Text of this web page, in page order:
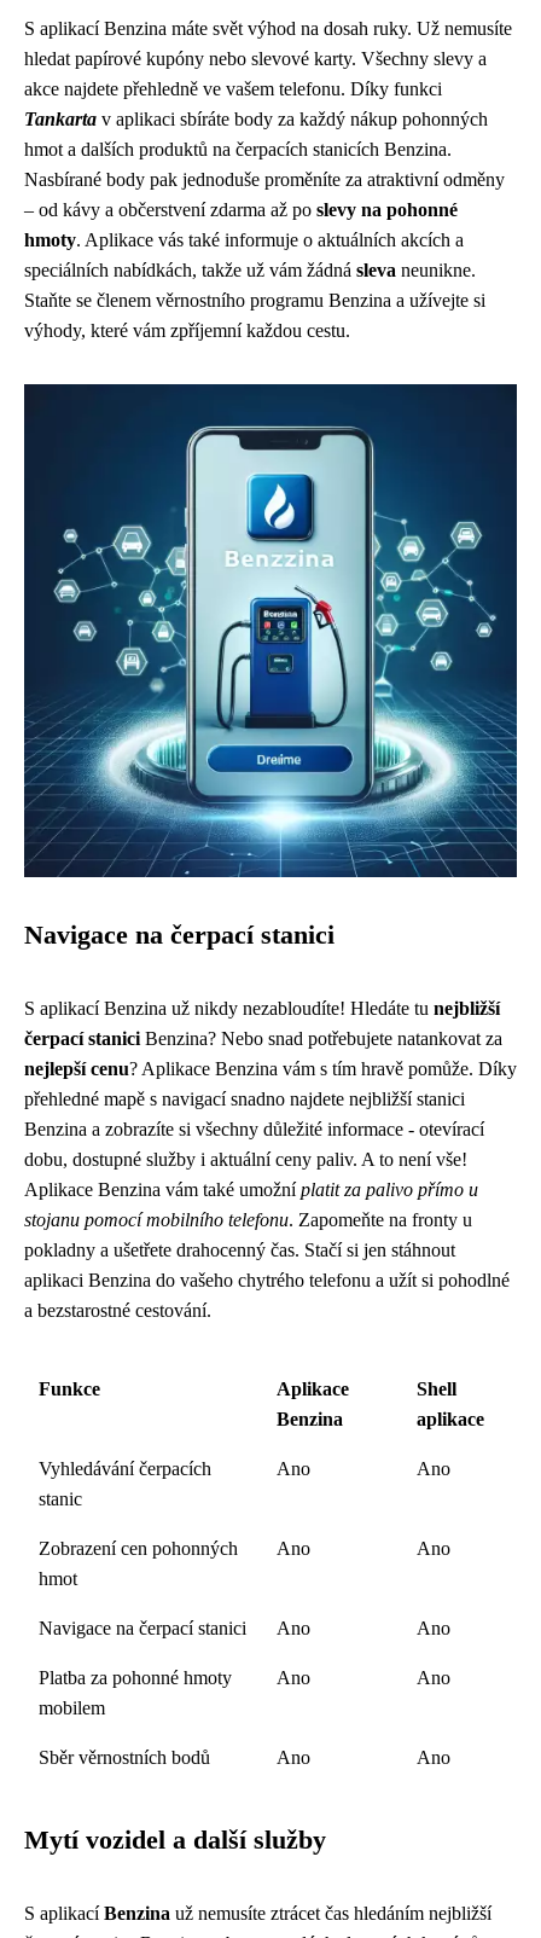
S aplikací Benzina máte svět výhod na dosah ruky. Už nemusíte
hledat papírové kupóny nebo slevové karty. Všechny slevy a
akce najdete přehledně ve vašem telefonu. Díky funkci
Tankarta v aplikaci sbíráte body za každý nákup pohonných
hmot a dalších produktů na čerpacích stanicích Benzina.
Nasbírané body pak jednoduše proměníte za atraktivní odměny
– od kávy a občerstvení zdarma až po slevy na pohonné
hmoty. Aplikace vás také informuje o aktuálních akcích a
speciálních nabídkách, takže už vám žádná sleva neunikne.
Staňte se členem věrnostního programu Benzina a užívejte si
výhody, které vám zpříjemní každou cestu.
Navigace na čerpací stanici
S aplikací Benzina už nikdy nezabloudíte! Hledáte tu nejbližší
čerpací stanici Benzina? Nebo snad potřebujete natankovat za
nejlepší cenu? Aplikace Benzina vám s tím hravě pomůže. Díky
přehledné mapě s navigací snadno najdete nejbližší stanici
Benzina a zobrazíte si všechny důležité informace - otevírací
dobu, dostupné služby i aktuální ceny paliv. A to není vše!
Aplikace Benzina vám také umožníplatit za palivo přímo u
stojanu pomocí mobilního telefonu. Zapomeňte na fronty u
pokladny a ušetřete drahocenný čas. Stačí si jen stáhnout
aplikaci Benzina do vašeho chytrého telefonu a užít si pohodlné
a bezstarostné cestování.
Funkce
Aplikace
Benzina
Shell
aplikace
Vyhledávání čerpacích
stanic
Ano Ano
Zobrazení cen pohonných
hmot
Ano Ano
Navigace na čerpací stanici Ano Ano
Platba za pohonné hmoty
mobilem
Ano Ano
Sběr věrnostních bodů Ano Ano
Mytí vozidel a další služby
S aplikacíBenzina už nemusíte ztrácet čas hledáním nejbližší